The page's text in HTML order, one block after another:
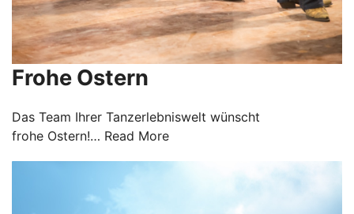
Frohe Ostern
Das Team Ihrer Tanzerlebniswelt wünscht
frohe Ostern!… Read More